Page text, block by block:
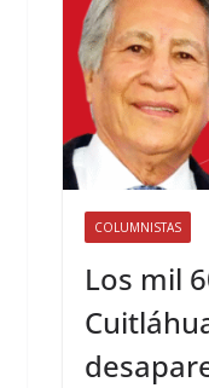
COLUMNISTAS
Los mil